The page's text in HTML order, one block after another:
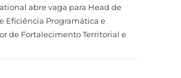
abre vaga para Head de
Eficiência Programática e
de Fortalecimento Territorial e